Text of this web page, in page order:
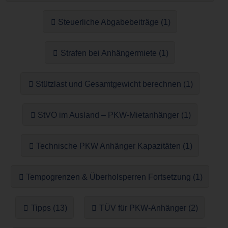
Steuerliche Abgabebeiträge (1)
Strafen bei Anhängermiete (1)
Stützlast und Gesamtgewicht berechnen (1)
StVO im Ausland – PKW-Mietanhänger (1)
Technische PKW Anhänger Kapazitäten (1)
Tempogrenzen & Überholsperren Fortsetzung (1)
Tipps (13) TÜV für PKW-Anhänger (2)